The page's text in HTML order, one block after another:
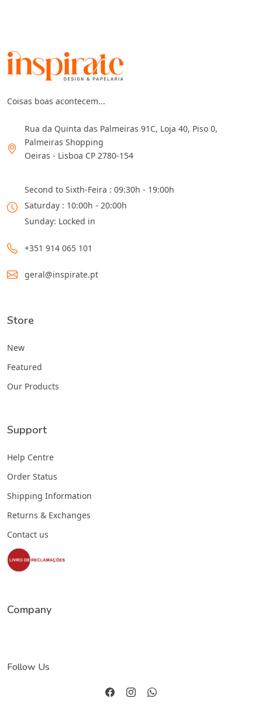
Coisas boas acontecem...
Rua da Quinta das Palmeiras 91C, Loja 40, Piso 0,
Palmeiras Shopping
Oeiras - Lisboa CP 2780-154
Second to Sixth-Feira : 09:30h - 19:00h
Saturday : 10:00h - 20:00h
Sunday: Locked in
+351 914 065 101
geral@inspirate.pt
Store
New
Featured
Our Products
Support
Help Centre
Order Status
Shipping Information
Returns & Exchanges
Contact us
Company
Follow Us